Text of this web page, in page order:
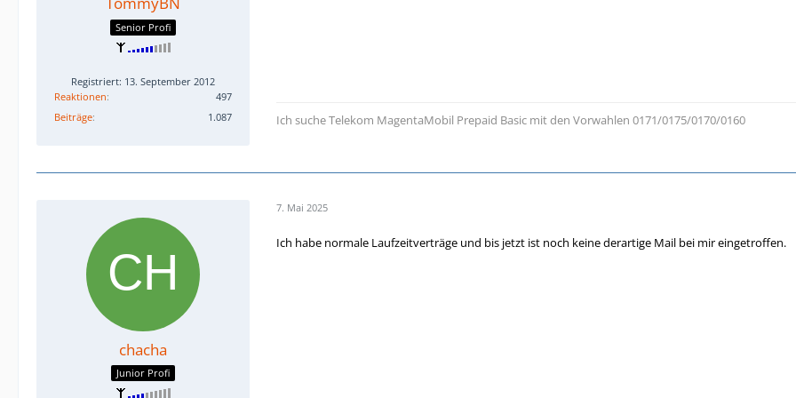
Senior Profi
Registriert: 13. September 2012
Reaktionen
497
Beiträge
1.087 Ich suche Telekom MagentaMobil Prepaid Basic mit den Vorwahlen 0171/0175/0170/0160
chacha
Junior Profi
7. Mai 2025
Ich habe normale Laufzeitverträge und bis jetzt ist noch keine derartige Mail bei mir eingetroffen.